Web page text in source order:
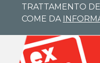
TRATTAMENTO
COME DA